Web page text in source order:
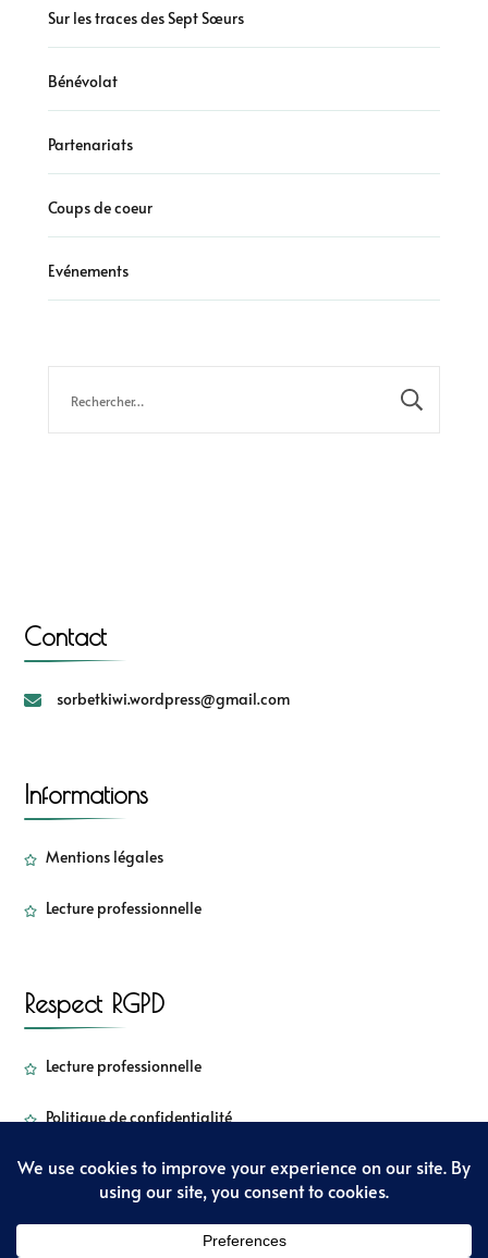
Sur les traces des Sept Sœurs
Bénévolat
Partenariats
Coups de coeur
Evénements
Contact
sorbetkiwi.wordpress@gmail.com
Informations
Mentions légales
Lecture professionnelle
Respect RGPD
Lecture professionnelle
Politique de confidentialité